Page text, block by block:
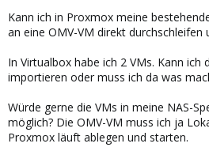
Kann ich in Proxmox meine
an eine OMV-VM direkt durchschleifen
In Virtualbox habe ich 2 VMs. Kann ich
importieren oder muss ich da was
Würde gerne die VMs in meine NAS-
möglich? Die OMV-VM muss ich ja
Proxmox läuft ablegen und starten.